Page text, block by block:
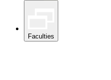
Faculties